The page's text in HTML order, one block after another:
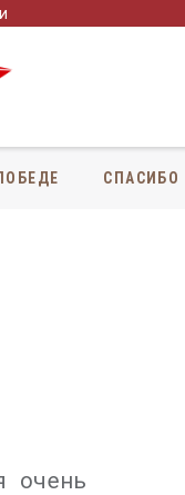
СПАСИБО
очень